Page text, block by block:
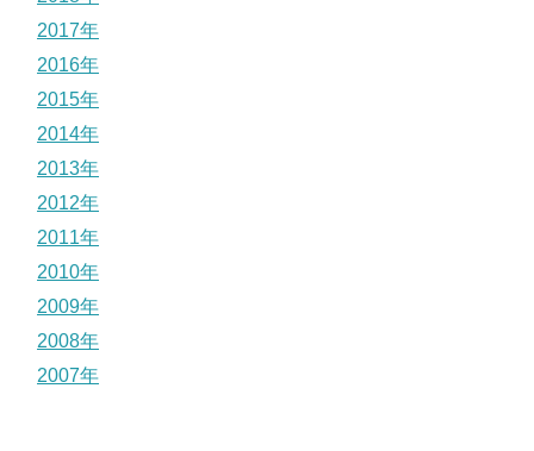
2017年
2016年
2015年
2014年
2013年
2012年
2011年
2010年
2009年
2008年
2007年